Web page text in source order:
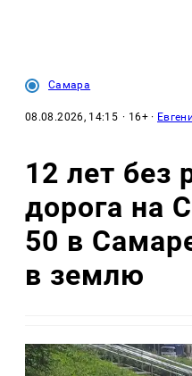
Самара
08.08.2026, 14:15 · 16+ ·
12 лет без
дорога на
50 в
в землю